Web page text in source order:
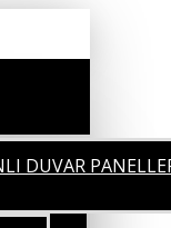
DUVAR